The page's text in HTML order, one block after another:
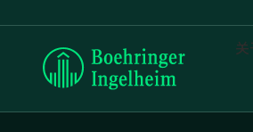
Boehringer